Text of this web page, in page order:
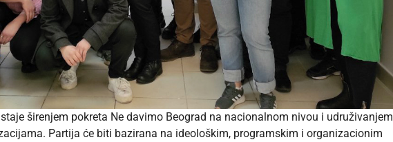
širenjem pokreta Ne davimo Beograd na nacionalnom nivou i udruživanjem
Partija će biti bazirana na ideološkim, programskim i organizacionim